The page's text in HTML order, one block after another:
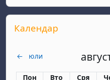
Прескочи Календар
Календар
← юли
Понеделник
Пон вторник
Вто сряда
Сря